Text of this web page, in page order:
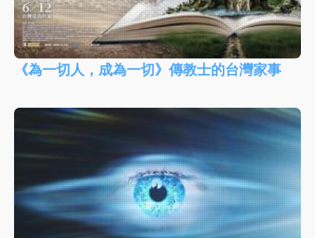
《為一切人，成為一切》傳教士的台灣家事